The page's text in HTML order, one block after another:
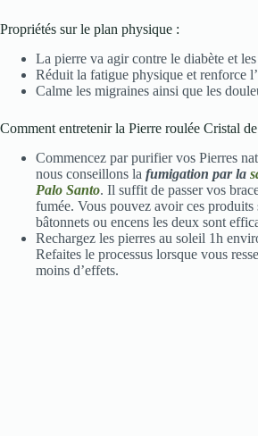
Propriétés sur le plan physique :
La pierre va agir contre le diabète et
Réduit la fatigue physique et renforce
Calme les migraines ainsi que les
Comment entretenir la Pierre roulée Cristal
Commencez par purifier vos Pierres
nous conseillons la fumigation par la
Palo Santo. Il suffit de passer vos
fumée. Vous pouvez avoir ces produits
bâtonnets ou encens les deux sont
Rechargez les pierres au soleil 1h
Refaites le processus lorsque vous
moins d’effets.